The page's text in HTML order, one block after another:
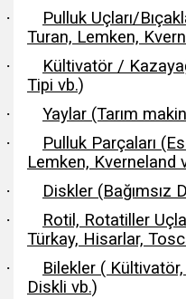
·
Pulluk Uçları/
Turan, Lemken,
·
Kültivatör /
Tipi vb.)
· Yaylar (Tarım
·
Pulluk Parçaları
Lemken, Kverneland
· Diskler (Bağımsız
·
Rotil, Rotatiller
Türkay, Hisarlar,
·
Bilekler ( Kültivatör,
Diskli vb.)